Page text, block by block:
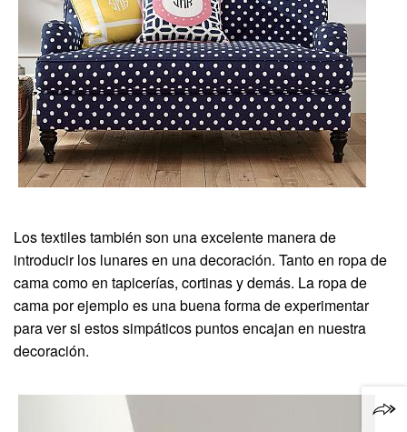
Los textiles también son una excelente manera de
introducir los lunares en una decoración. Tanto en ropa de
cama como en tapicerías, cortinas y demás. La ropa de
cama por ejemplo es una buena forma de experimentar
para ver si estos simpáticos puntos encajan en nuestra
decoración.